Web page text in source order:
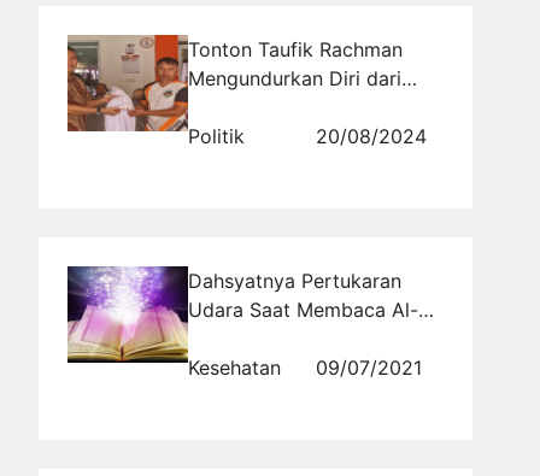
Tonton Taufik Rachman
Mengundurkan Diri dari
Kabupaten Bandung
Politik 20/08/2024
Dahsyatnya Pertukaran
Udara Saat Membaca Al-
Kesehatan
09/07/2021